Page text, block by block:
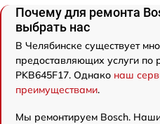
Почему для ремонта
выбрать нас
В Челябинске существует
предоставляющих услуги по
PKB645F17. Однако наш
преимуществами.
Мы ремонтируем Bosch.